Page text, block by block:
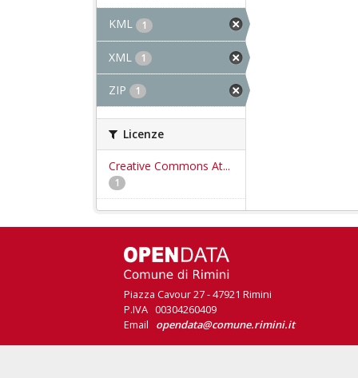
KML 1
XML 1
ZIP 1
Licenze
Creative Commons At...
1
Piazza Cavour 27 - 47921 Rimini
P.IVA 00304260409
Email opendata@comune.rimini.it